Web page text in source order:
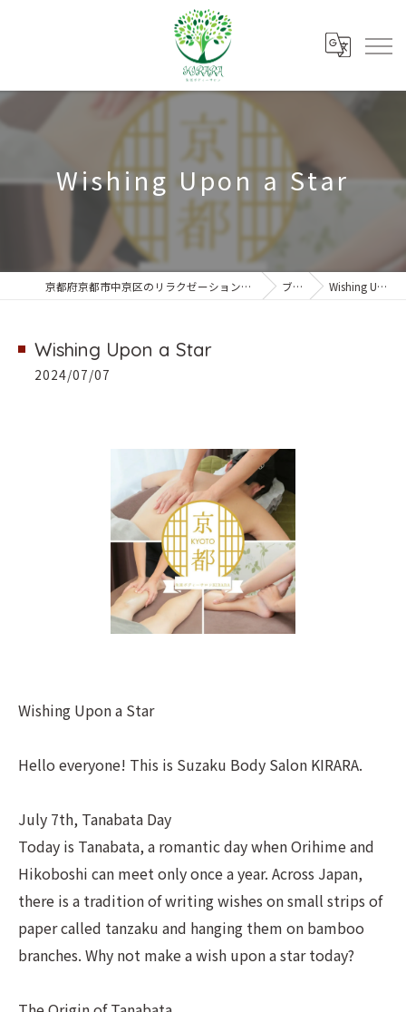
Wishing Upon a Star
京都府京都市中京区のリラクゼーションなら朱雀ボディーサロンKIRARA ブログ Wishing Upon a Star
Wishing Upon a Star
2024/07/07
Wishing Upon a Star
Hello everyone! This is Suzaku Body Salon KIRARA.
July 7th, Tanabata Day
Today is Tanabata, a romantic day when Orihime and
Hikoboshi can meet only once a year. Across Japan,
there is a tradition of writing wishes on small strips of
paper called tanzaku and hanging them on bamboo
branches. Why not make a wish upon a star today?